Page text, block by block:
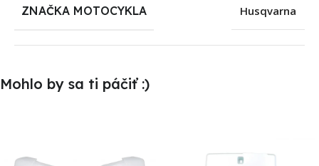
ZNAČKA MOTOCYKLA Husqvarna
Mohlo by sa ti páčiť :)